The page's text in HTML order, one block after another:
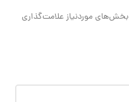
بخش‌های موردنیاز علامت‌گذاری